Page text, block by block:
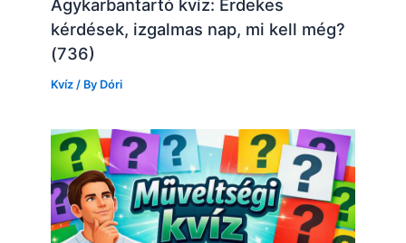
Agykarbantartó kvíz: Érdekes
kérdések, izgalmas nap, mi kell még?
(736)
Kvíz / By Dóri